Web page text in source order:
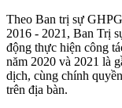
Theo Ban trị sự
2016 - 2021, Ban Trị
động thực hiện công
năm 2020 và 2021 là
dịch, cùng chính
trên địa bàn.